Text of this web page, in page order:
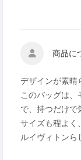
商品に
デザインが素晴
このバッグは、
で、持つだけで
サイズも程よく
ルイヴィトンら